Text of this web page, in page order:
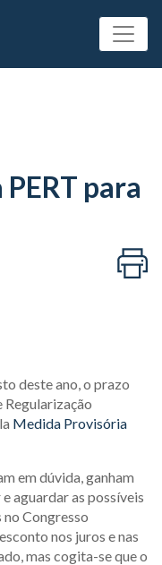
para
deste ano, o prazo
Regularização
Medida Provisória
em dúvida, ganham
aguardar as possíveis
no Congresso
nos juros e nas
mas cogita-se que o